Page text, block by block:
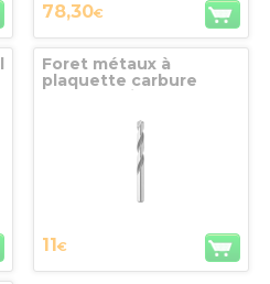
78,30€
Foret métaux à
plaquette carbure
39 queue nominale
11 €